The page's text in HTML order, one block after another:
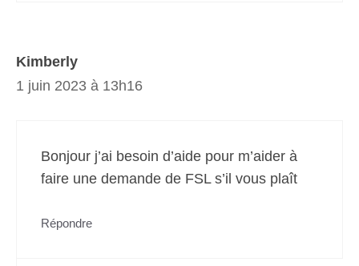
Kimberly
1 juin 2023 à 13h16
Bonjour j’ai besoin d’aide pour m’aider à
faire une demande de FSL s’il vous plaît
Répondre